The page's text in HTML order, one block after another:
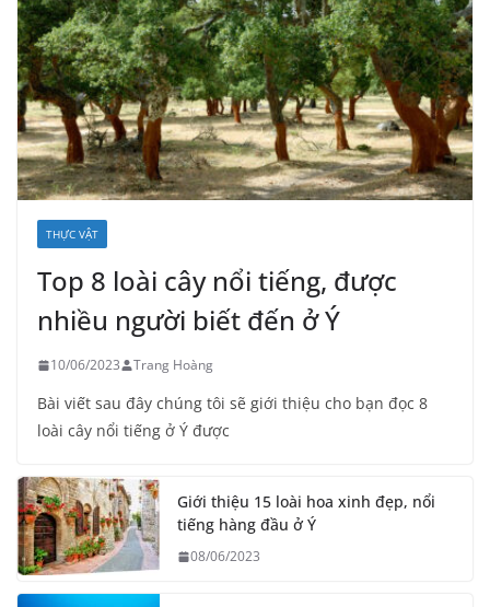
THỰC VẬT
Top 8 loài cây nổi tiếng, được
nhiều người biết đến ở Ý
10/06/2023 Trang Hoàng
Bài viết sau đây chúng tôi sẽ giới thiệu cho bạn đọc 8
loài cây nổi tiếng ở Ý được
Giới thiệu 15 loài hoa xinh đẹp, nổi
tiếng hàng đầu ở Ý
08/06/2023